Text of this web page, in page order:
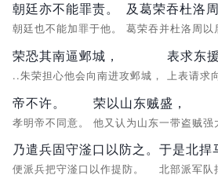
朝廷亦不能罪责。
朝廷也不能加罪于他。
及葛荣吞杜洛周
葛荣吞并杜洛周以
荣恐其南逼邺城，
..朱荣担心他会向南进攻邺城，
表求东
上表请求
帝不许。
孝明帝不同意。
荣以山东贼盛，
他又认为山东一带盗贼强
乃遣兵固守滏口以防之。
便派兵把守滏口以作提防。
于是北捍
北部派军队